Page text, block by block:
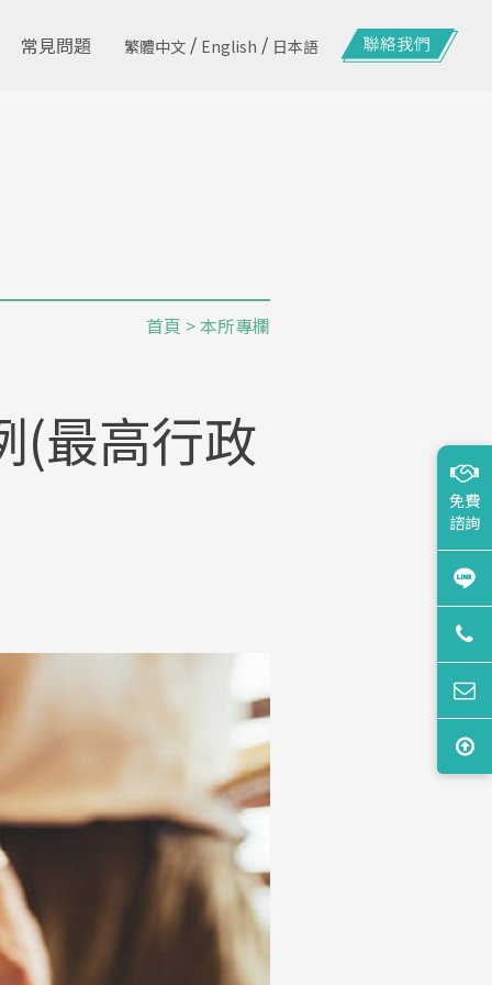
常見問題 繁體中文 / English / 日本語
首頁 >本所專欄
(最高行政
免費
諮詢